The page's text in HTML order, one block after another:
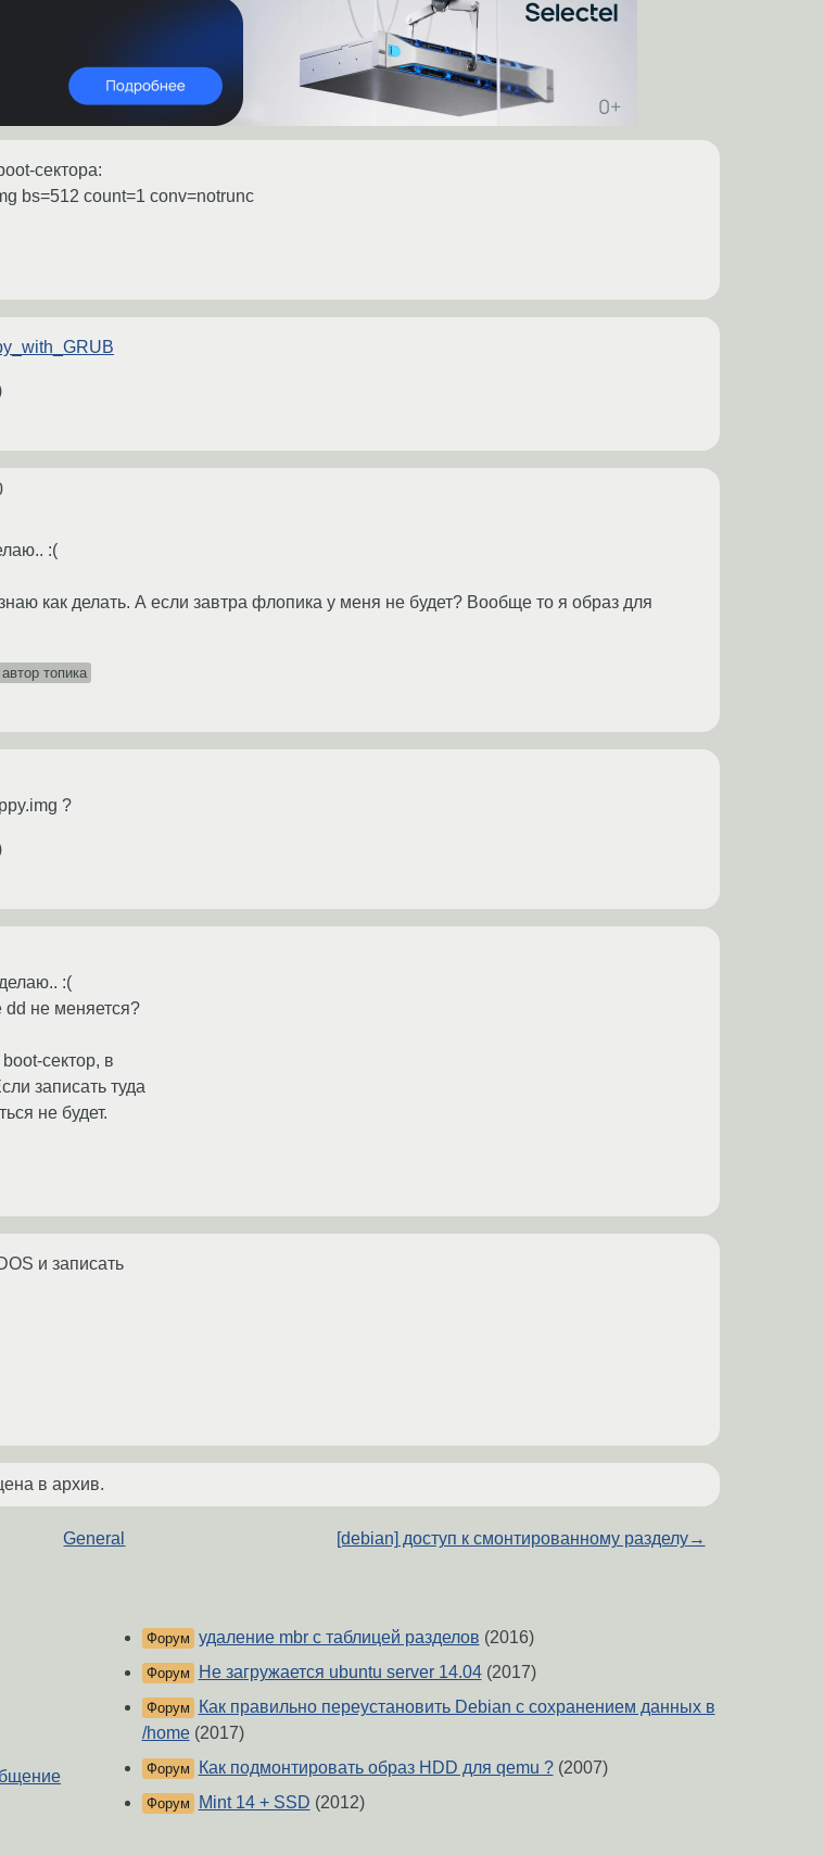
сектора:
bs=512 count=1 conv=notrunc
:(
как делать. А если завтра флопика у меня не будет? Вообще то я образ для
автор топика
?
:(
не меняется?
сектор, в
записать туда
не будет.
и записать
в архив.
General [debian] доступ к смонтированному разделу→
Форум удаление mbr с таблицей разделов (2016)
Форум Не загружается ubuntu server 14.04(2017)
Форум
Как правильно переустановить Debian с сохранением данных в
/home(2017)
Форум Как подмонтировать образ HDD для qemu ?(2007)
Форум Mint 14 + SSD (2012)